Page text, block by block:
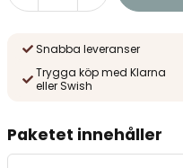
Snabba leveranser
Trygga köp med Klarna
eller Swish
Paketet innehåller